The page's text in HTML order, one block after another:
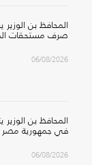
المحافظ بن
صرف مستحقات
06/08/2026
المحافظ بن
في جمهورية مصر
06/08/2026